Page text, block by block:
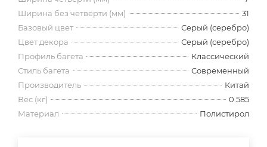
Ширина без четверти (мм)
31
Базовый цвет
Серый (серебро)
Цвет декора
Серый (серебро)
Профиль багета
Классический
Стиль багета
Современный
Производитель
Китай
Вес (кг)
0.585
Материал
Полистирол